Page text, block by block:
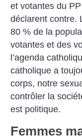
et votantes du
déclarent contre.
80 % de la
votantes et des
l’agenda
catholique a
corps, notre
contrôler la
est politique.
Femmes